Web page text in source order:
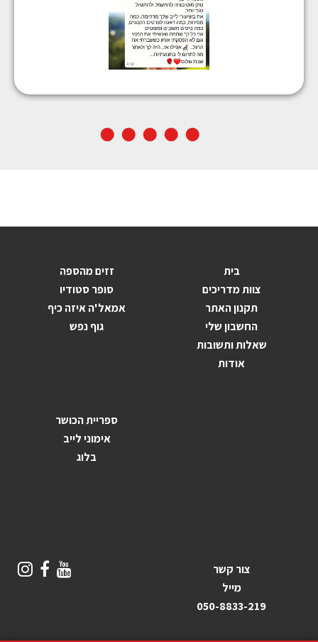
בית
צוות מדריכים
תקנון האתר
החשבון שלי
שאלות ותשובות
אודות
זזים מהספה
סופר סטודיו
אמאל'ה איזה כיף
גוף נפש
ספריית הכושר
אימוני לייב
בלוג
צור קשר
מייל
050-8833-219